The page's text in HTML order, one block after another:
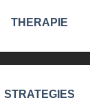
THERAPIE
STRATEGIES